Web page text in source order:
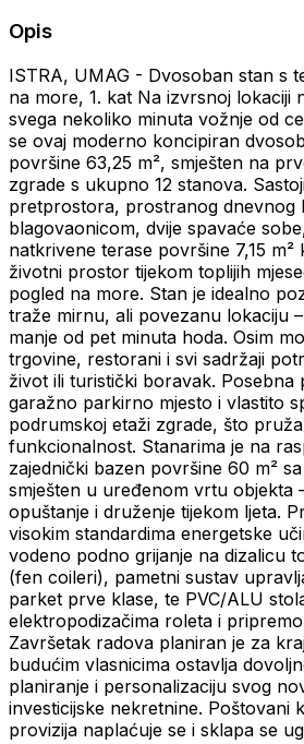
Opis
ISTRA, UMAG - Dvosoban stan s
na more, 1. kat Na izvrsnoj lokaciji
svega nekoliko minuta vožnje od
se ovaj moderno koncipiran
površine 63,25 m², smješten na
zgrade s ukupno 12 stanova.
pretprostora, prostranog dnevnog
blagovaonicom, dvije spavaće
natkrivene terase površine 7,15
životni prostor tijekom toplijih
pogled na more. Stan je idealno
traže mirnu, ali povezanu lokaciju
manje od pet minuta hoda. Osim
trgovine, restorani i svi sadržaji
život ili turistički boravak. Posebna
garažno parkirno mjesto i vlastito
podrumskoj etaži zgrade, što
funkcionalnost. Stanarima je na
zajednički bazen površine 60 m²
smješten u uređenom vrtu objekta
opuštanje i druženje tijekom ljeta.
visokim standardima energetske
vodeno podno grijanje na dizalicu
(fen coileri), pametni sustav
parket prve klase, te PVC/ALU
elektropodizačima roleta i
Završetak radova planiran je za
budućim vlasnicima ostavlja
planiranje i personalizaciju svog
investicijske nekretnine. Poštovani
provizija naplaćuje se i sklapa se